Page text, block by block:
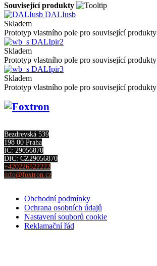
Související produkty
DALIusb
Skladem
Prototyp vlastního pole pro související produkty
DALIpir2
Skladem
Prototyp vlastního pole pro související produkty
DALIpir3
Skladem
Prototyp vlastního pole pro související produkty
Bezdrevská 539
198 00 Praha
IČ: 29056870
DIČ: CZ29056870
+420226522222
info@foxtron.cz
Obchodní podmínky
Ochrana osobních údajů
Nastavení souborů cookie
Reklamační řád